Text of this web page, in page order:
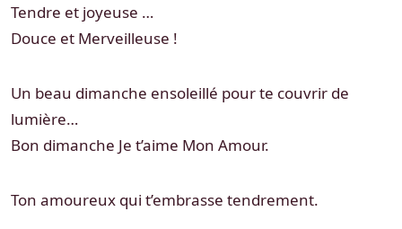
Tendre et joyeuse …
Douce et Merveilleuse !
Un beau dimanche ensoleillé pour te couvrir de
lumière…
Bon dimanche Je t’aime Mon Amour.
Ton amoureux qui t’embrasse tendrement.